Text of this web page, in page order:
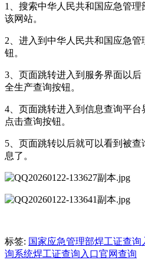
1、搜索中华人民共和国应急管
该网站。
2、进入到中华人民共和国应急
钮。
3、页面跳转进入到服务界面以
全生产查询按钮。
4、页面跳转进入到信息查询平
点击查询按钮。
5、页面跳转以后就可以看到被
息了。
标签: 国家应急管理部焊工证查询
询系统焊工证查询入口官网查询